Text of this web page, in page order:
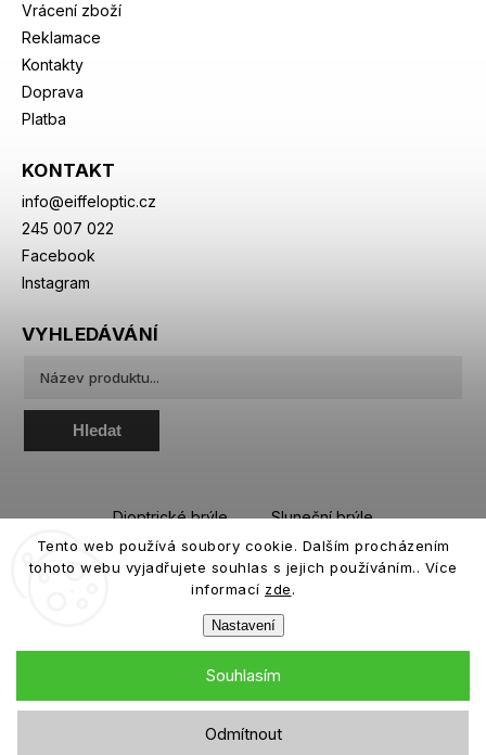
Tento web používá soubory cookie. Dalším procházením
tohoto webu vyjadřujete souhlas s jejich používáním.. Více
informací zde.
Nastavení
Odmítnout
Souhlasím
Vrácení zboží
Reklamace
Kontakty
Doprava
Platba
KONTAKT
info@eiffeloptic.cz
245 007 022
Facebook
Instagram
VYHLEDÁVÁNÍ
Hledat
Dioptrické brýle
Sluneční brýle
Sportovní brýle
Kontaktní čočky
Roztoky a oční kapky
Copyright 2026eiffeloptic.cz. Všechna práva vyhrazena.